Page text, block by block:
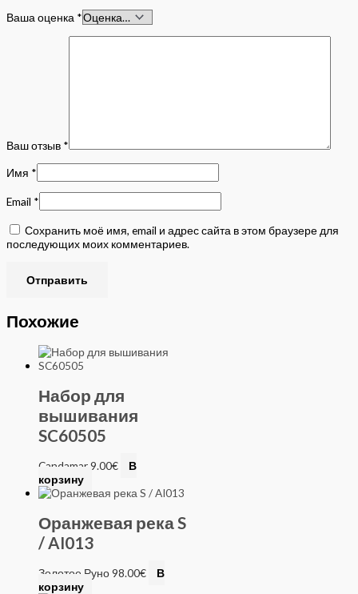
Ваша оценка *
Ваш отзыв *
Имя *
Email *
Сохранить моё имя, email и адрес сайта в этом браузере для
последующих моих комментариев.
Похожие
Набор для
вышивания
SC60505
Candamar9.00€
В
корзину
Оранжевая река S
/ AI013
Золотое Руно98.00€
В
корзину